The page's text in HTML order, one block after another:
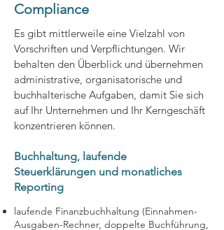
Compliance
Es gibt mittlerweile eine Vielzahl von
Vorschriften und Verpflichtungen. Wir
behalten den Überblick und übernehmen
administrative, organisatorische und
buchhalterische Aufgaben, damit Sie sich
auf Ihr Unternehmen und Ihr Kerngeschäft
konzentrieren können.
Buchhaltung, laufende
Steuerklärungen und monatliches
Reporting
laufende Finanzbuchhaltung (Einnahmen-
Ausgaben-Rechner, doppelte Buchführung,